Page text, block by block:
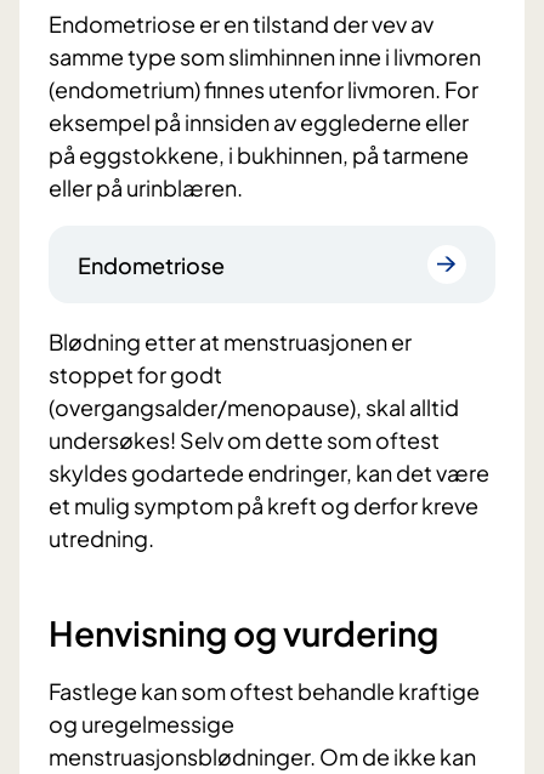
Endometriose er en tilstand der vev av
samme type som slimhinnen inne i livmoren
(endometrium) finnes utenfor livmoren. For
eksempel på innsiden av egglederne eller
på eggstokkene, i bukhinnen, på tarmene
eller på urinblæren.
Endometriose
Blødning etter at menstruasjonen er
stoppet for godt
(overgangsalder/menopause), skal alltid
undersøkes! Selv om dette som oftest
skyldes godartede endringer, kan det være
et mulig symptom på kreft og derfor kreve
utredning.
Henvisning og vurdering
Fastlege kan som oftest behandle kraftige
og uregelmessige
menstruasjonsblødninger. Om de ikke kan